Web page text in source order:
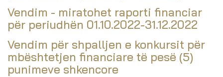
Vendim - miratohet raporti financiar
për periudhën 01.10.2022-31.12.2022
Vendim për shpalljen e konkursit për
mbështetjen financiare të pesë (5)
punimeve shkencore